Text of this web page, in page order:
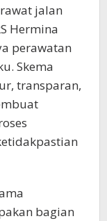
jalan
Hermina
perawatan
Skema
transparan,
bagian